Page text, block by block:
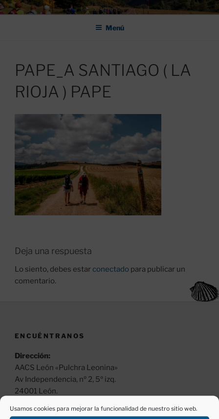
Usamos cookies para mejorar la funcionalidad de nuestro sitio web.
Saltar
al
ASOCIACIÓN DE AMIGOS DEL
CAMINO DE SANTIAGO DE
Menú
PAPE_A SANTIAGO ( LA
RIOJA ) PAPE
Deja una respuesta
Lo siento, debes estar conectado para publicar un
comentario.
ENCUÉNTRANOS
Dirección:
AACS León «Pulchra Leonina»
Av Independencia, nº 2, 5º izq.
24001 León.
Horario: